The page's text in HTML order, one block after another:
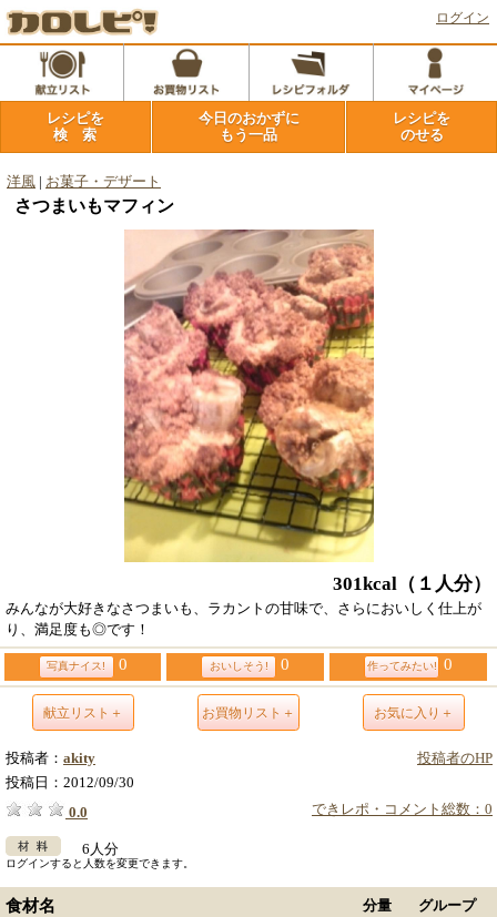
ログイン
レシピを
検 索
今日のおかずに
もう一品
レシピを
のせる
洋風 お菓子・デザート
さつまいもマフィン
301kcal （１人分）
みんなが大好きなさつまいも、ラカントの甘味で、さらにおいしく仕上が
り、満足度も◎です！
写真ナイス! 0 おいしそう! 0 作ってみたい! 0
献立リスト＋ お買物リスト＋ お気に入り＋
投稿者のHP
投稿者： akity
投稿日： 2012/09/30
できレポ・コメント総数：0
0.0
6人分
ログインすると人数を変更できます。
食材名 分量 グループ